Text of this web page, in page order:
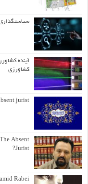
آینده
کشاورزی
jurist
Absent
Jurist?
Rabei